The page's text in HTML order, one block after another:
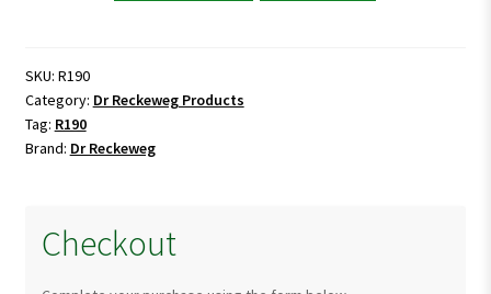
Drops
quantity
SKU: R190
Category: Dr Reckeweg Products
Tag: R190
Brand: Dr Reckeweg
Checkout